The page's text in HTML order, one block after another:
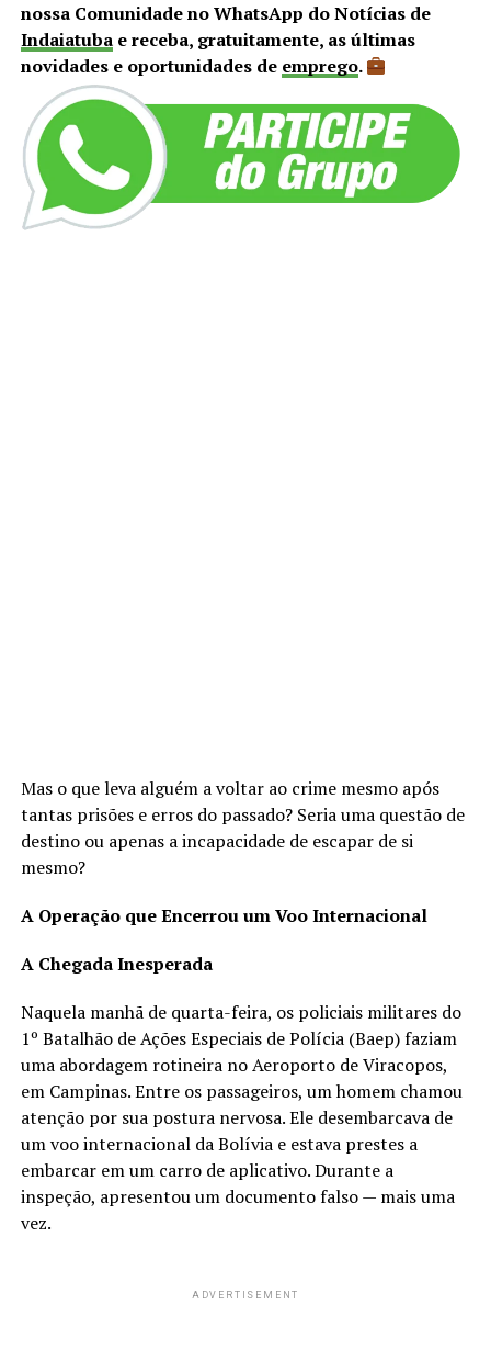
nossa Comunidade no WhatsApp do Notícias de
Indaiatubae receba, gratuitamente, as últimas
novidades e oportunidades de emprego.
Mas o que leva alguém a voltar ao crime mesmo após
tantas prisões e erros do passado? Seria uma questão de
destino ou apenas a incapacidade de escapar de si
mesmo?
A Operação que Encerrou um Voo Internacional
A Chegada Inesperada
Naquela manhã de quarta-feira, os policiais militares do
1º Batalhão de Ações Especiais de Polícia (Baep) faziam
uma abordagem rotineira no Aeroporto de Viracopos,
em Campinas. Entre os passageiros, um homem chamou
atenção por sua postura nervosa. Ele desembarcava de
um voo internacional da Bolívia e estava prestes a
embarcar em um carro de aplicativo. Durante a
inspeção, apresentou um documento falso — mais uma
vez.
ADVERTISEMENT